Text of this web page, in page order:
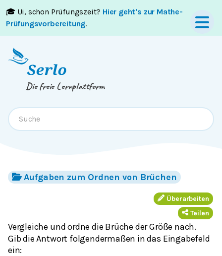
🎓 Ui, schon Prüfungszeit? Hier geht's zur Mathe-
Prüfungsvorbereitung.
Springe zumInhaltoderFooter
Die freie Lernplattform
Aufgaben zum Ordnen von Brüchen
Überarbeiten
Teilen
Vergleiche und ordne die Brüche der Größe nach.
Gib die Antwort folgendermaßen in das Eingabefeld
ein: